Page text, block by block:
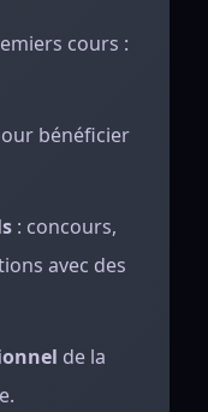
cours :
bénéficier
: concours,
avec des
de la